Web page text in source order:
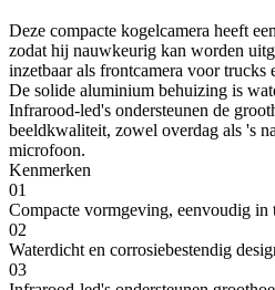
Deze compacte kogelcamera heeft
zodat hij nauwkeurig kan worden
inzetbaar als frontcamera voor trucks
De solide aluminium behuizing is
Infrarood-led's ondersteunen de
beeldkwaliteit, zowel overdag als 's
microfoon.
Kenmerken
01
Compacte vormgeving, eenvoudig in
02
Waterdicht en corrosiebestendig
03